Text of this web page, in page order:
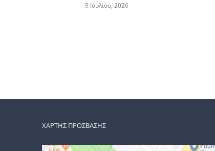
9 Ιουλίου, 2026
ΧΑΡΤΗΣ ΠΡΟΣΒΑΣΗΣ